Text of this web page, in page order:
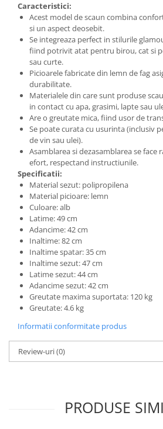
Caracteristici:
Acest model de scaun combina
si un aspect deosebit.
Se integreaza perfect in stilurile
fiind potrivit atat pentru birou, cat si
sau curte.
Picioarele fabricate din lemn de fag
durabilitate.
Materialele din care sunt produse
in contact cu apa, grasimi, lapte sau
Are o greutate mica, fiind usor de
Se poate curata cu usurinta (inclusiv
de vin sau ulei).
Asamblarea si dezasamblarea se face
efort, respectand instructiunile.
Specificatii:
Material sezut: polipropilena
Material picioare: lemn
Culoare: alb
Latime: 49 cm
Adancime: 42 cm
Inaltime: 82 cm
Inaltime spatar: 35 cm
Inaltime sezut: 47 cm
Latime sezut: 44 cm
Adancime sezut: 42 cm
Greutate maxima suportata: 120 kg
Greutate: 4.6 kg
Informatii conformitate produs
Review-uri(0)
PRODUSE